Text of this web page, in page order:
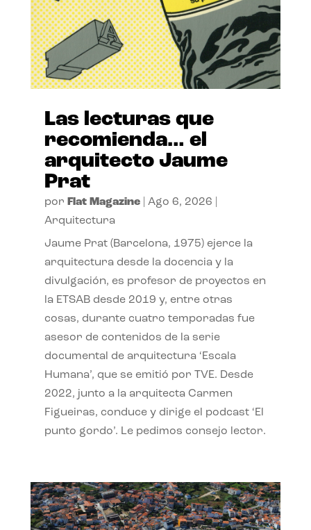
Las lecturas que
recomienda… el
arquitecto Jaume
Prat
por Flat Magazine| Ago 6, 2026
Arquitectura
Jaume Prat (Barcelona, 1975) ejerce la
arquitectura desde la docencia y la
divulgación, es profesor de proyectos en
la ETSAB desde 2019 y, entre otras
cosas, durante cuatro temporadas fue
asesor de contenidos de la serie
documental de arquitectura ‘Escala
Humana’, que se emitió por TVE. Desde
2022, junto a la arquitecta Carmen
Figueiras, conduce y dirige el podcast ‘El
punto gordo’. Le pedimos consejo lector.